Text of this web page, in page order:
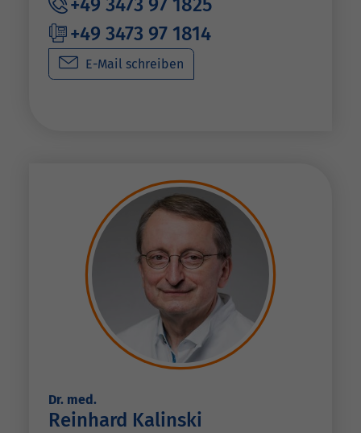
+49 3473 97 1825
+49 3473 97 1814
E-Mail schreiben
Dr. med.
Reinhard Kalinski